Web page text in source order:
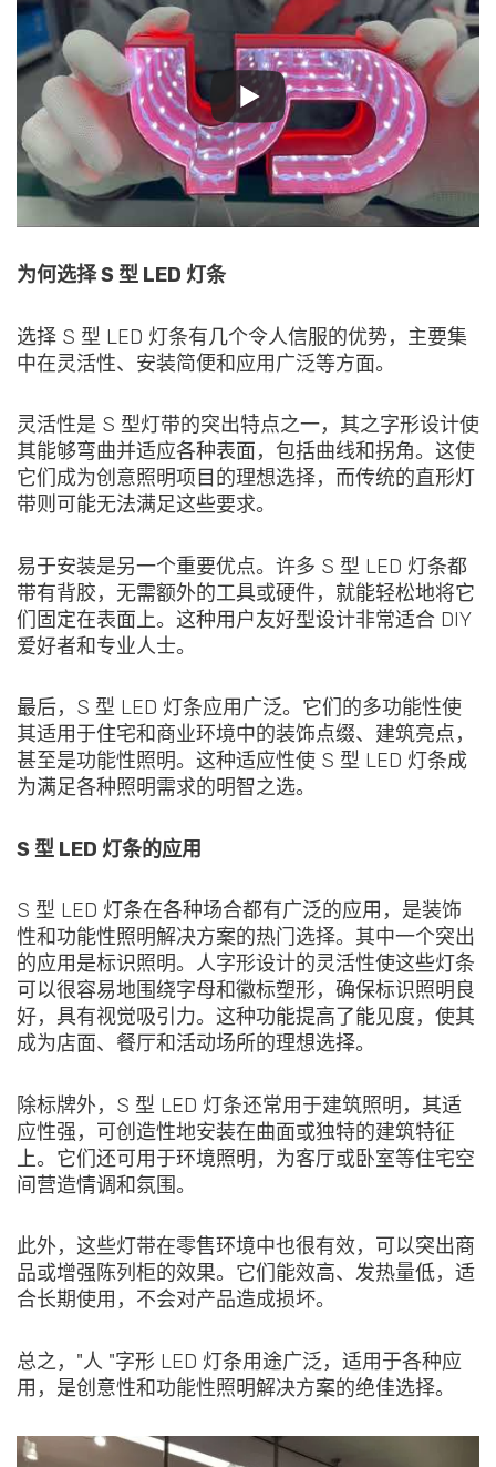
为何选择 S 型 LED 灯条
选择 S 型 LED 灯条有几个令人信服的优势，主要集
中在灵活性、安装简便和应用广泛等方面。
灵活性是 S 型灯带的突出特点之一，其之字形设计使
其能够弯曲并适应各种表面，包括曲线和拐角。这使
它们成为创意照明项目的理想选择，而传统的直形灯
带则可能无法满足这些要求。
易于安装是另一个重要优点。许多 S 型 LED 灯条都
带有背胶，无需额外的工具或硬件，就能轻松地将它
们固定在表面上。这种用户友好型设计非常适合 DIY
爱好者和专业人士。
最后，S 型 LED 灯条应用广泛。它们的多功能性使
其适用于住宅和商业环境中的装饰点缀、建筑亮点，
甚至是功能性照明。这种适应性使 S 型 LED 灯条成
为满足各种照明需求的明智之选。
S 型 LED 灯条的应用
S 型 LED 灯条在各种场合都有广泛的应用，是装饰
性和功能性照明解决方案的热门选择。其中一个突出
的应用是标识照明。人字形设计的灵活性使这些灯条
可以很容易地围绕字母和徽标塑形，确保标识照明良
好，具有视觉吸引力。这种功能提高了能见度，使其
成为店面、餐厅和活动场所的理想选择。
除标牌外，S 型 LED 灯条还常用于建筑照明，其适
应性强，可创造性地安装在曲面或独特的建筑特征
上。它们还可用于环境照明，为客厅或卧室等住宅空
间营造情调和氛围。
此外，这些灯带在零售环境中也很有效，可以突出商
品或增强陈列柜的效果。它们能效高、发热量低，适
合长期使用，不会对产品造成损坏。
总之，"人 "字形 LED 灯条用途广泛，适用于各种应
用，是创意性和功能性照明解决方案的绝佳选择。